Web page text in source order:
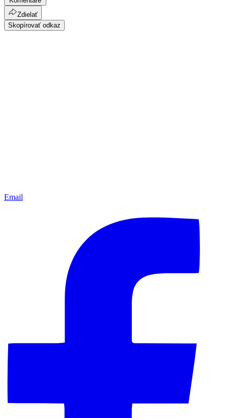
Zdielať
Skopírovať odkaz
Email